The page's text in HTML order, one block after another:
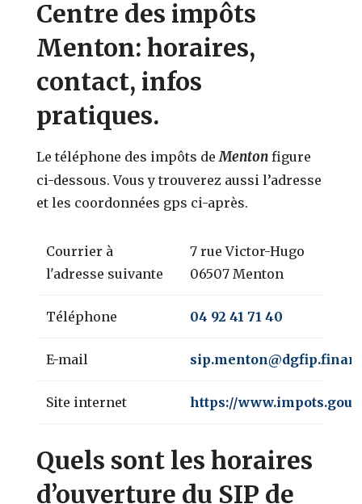
Centre des impôts
Menton: horaires,
contact, infos
pratiques.
Le téléphone des impôts deMentonfigure
ci-dessous. Vous y trouverez aussi l’adresse
et les coordonnées gps ci-après.
Courrier à
l'adresse suivante
7 rue Victor-Hugo
06507 Menton
Téléphone 04 92 41 71 40
E-mail
Site internet https://
Quels sont les horaires
d’ouverture du SIP de